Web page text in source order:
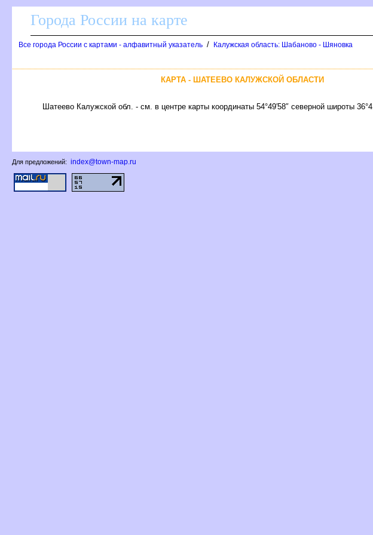
Города России на карте
се города России с картами - алфавитный указатель / Калужская область: Шабаново - Шяновка
КАРТА - ШАТЕЕВО КАЛУЖСКОЙ ОБЛАСТИ
Шатеево Калужской обл. - см. в центре карты координаты 54°49′58″ северной широты
Для предложений: index@town-map.ru